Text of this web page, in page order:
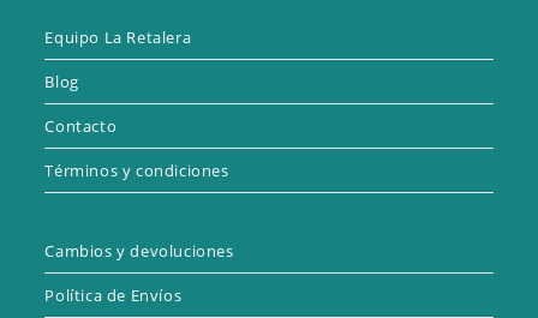
Equipo La Retalera
Blog
Contacto
Términos y condiciones
Cambios y devoluciones
Política de Envíos